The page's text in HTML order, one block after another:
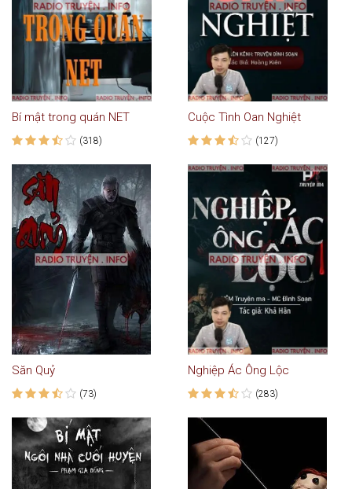
Bí mật trong quán NET
(318)
Cuộc Tình Oan Nghiệt
(127)
Săn Quỷ
(73)
Nghiệp Ác Ông Lộc
(283)